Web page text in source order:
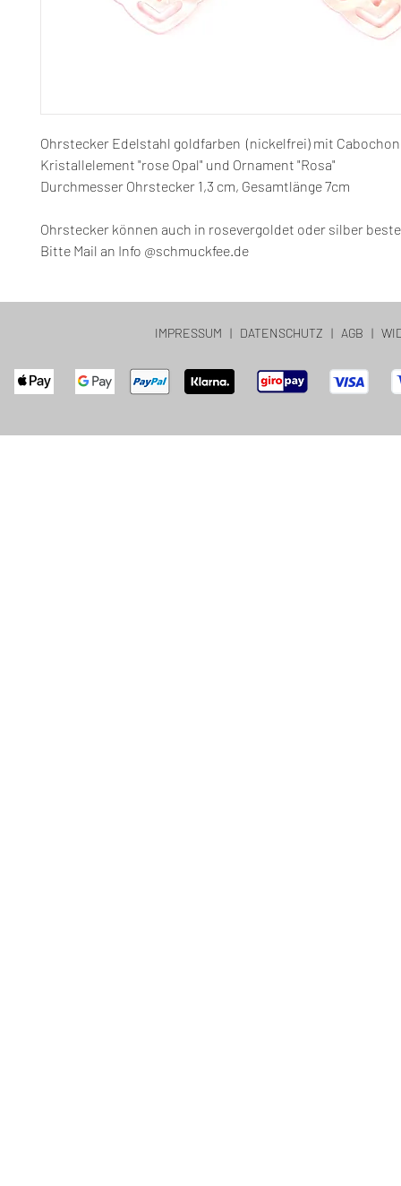
Ohrstecker Edelstahl goldfarben (nickelfrei) mit
Kristallelement "rose Opal" und Ornament "Rosa"
Durchmesser Ohrstecker 1,3 cm, Gesamtlänge 7cm
Ohrstecker können auch in rosevergoldet oder silber
Bitte Mail an Info @schmuckfee.de
IMPRESSUM | DATENSCHUTZ | AGB |